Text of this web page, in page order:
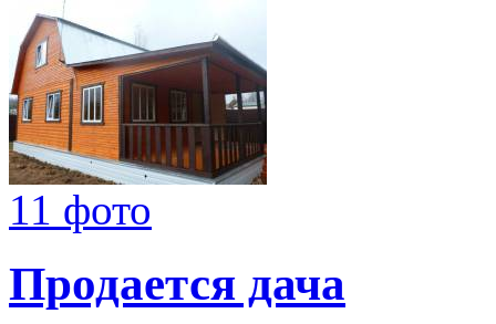
11 фото
Продается дача